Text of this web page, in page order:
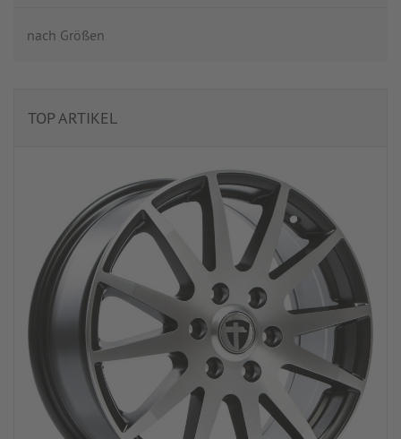
nach Größen
TOP ARTIKEL